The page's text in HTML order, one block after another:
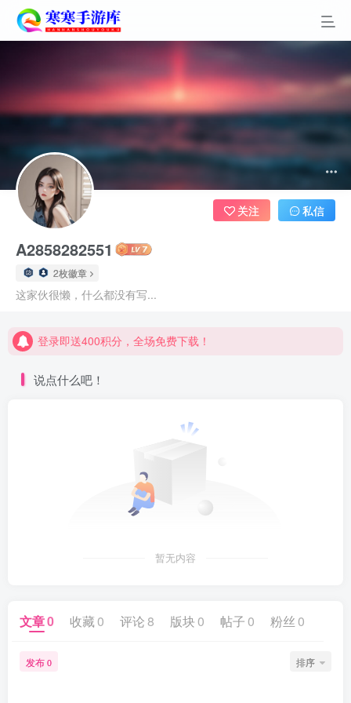
A2858282551
2枚徽章
这家伙很懒，什么都没有写...
关注 私信
登录即送400积分，全场免费下载！
登录即送400积分，全场免费下载！
说点什么吧！
暂无内容
文章0 收藏 0 评论8 版块 0 帖子 0 粉丝 0
发布 0 排序